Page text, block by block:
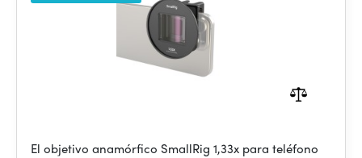
El objetivo anamórfico SmallRig 1,33x para teléfono